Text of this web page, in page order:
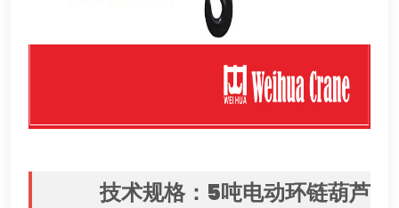
技术规格：5吨电动环链葫芦